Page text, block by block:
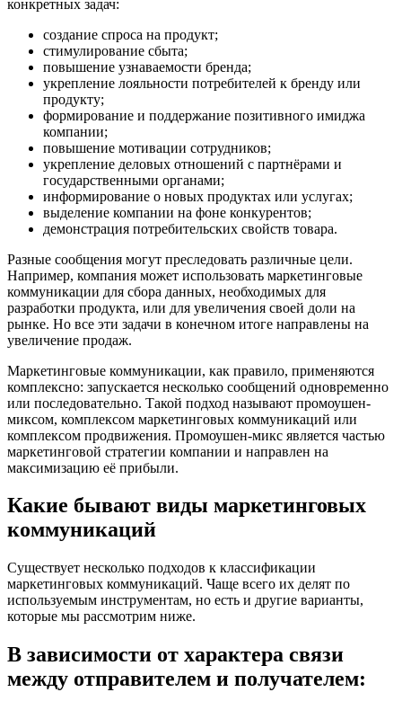
конкретных задач:
создание спроса на продукт;
стимулирование сбыта;
повышение узнаваемости бренда;
укрепление лояльности потребителей к бренду или
продукту;
формирование и поддержание позитивного имиджа
компании;
повышение мотивации сотрудников;
укрепление деловых отношений с партнёрами и
государственными органами;
информирование о новых продуктах или услугах;
выделение компании на фоне конкурентов;
демонстрация потребительских свойств товара.
Разные сообщения могут преследовать различные цели.
Например, компания может использовать маркетинговые
коммуникации для сбора данных, необходимых для
разработки продукта, или для увеличения своей доли на
рынке. Но все эти задачи в конечном итоге направлены на
увеличение продаж.
Маркетинговые коммуникации, как правило, применяются
комплексно: запускается несколько сообщений одновременно
или последовательно. Такой подход называют промоушен-
миксом, комплексом маркетинговых коммуникаций или
комплексом продвижения. Промоушен-микс является частью
маркетинговой стратегии компании и направлен на
максимизацию её прибыли.
Какие бывают виды маркетинговых
коммуникаций
Существует несколько подходов к классификации
маркетинговых коммуникаций. Чаще всего их делят по
используемым инструментам, но есть и другие варианты,
которые мы рассмотрим ниже.
В зависимости от характера связи
между отправителем и получателем: